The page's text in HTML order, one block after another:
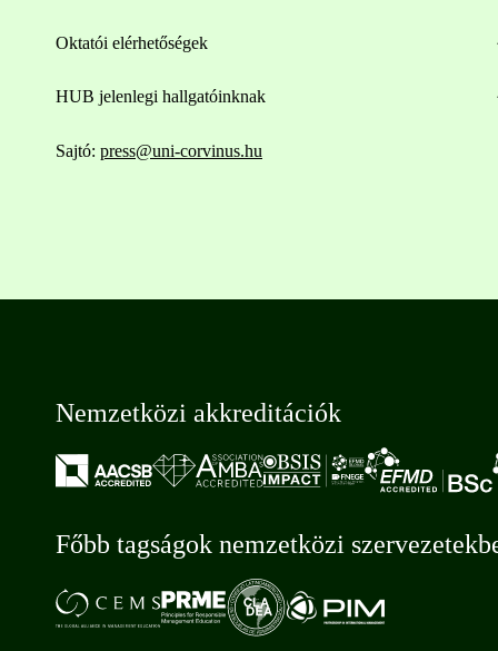
Oktatói elérhetőségek
HUB jelenlegi hallgatóinknak
Sajtó: press@uni-corvinus.hu
Nemzetközi akkreditációk
Főbb tagságok nemzetközi